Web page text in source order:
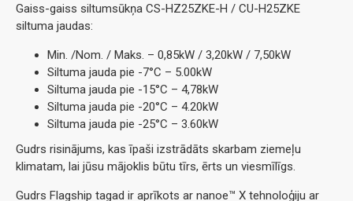
Gaiss-gaiss siltumsūkņa CS-HZ25ZKE-H / CU-H25ZKE
siltuma jaudas:
Min. /Nom. / Maks. – 0,85kW / 3,20kW / 7,50kW
Siltuma jauda pie -7°С – 5.00kW
Siltuma jauda pie -15°С – 4,78kW
Siltuma jauda pie -20°С – 4.20kW
Siltuma jauda pie -25°С – 3.60kW
Gudrs risinājums, kas īpaši izstrādāts skarbam ziemeļu
klimatam, lai jūsu mājoklis būtu tīrs, ērts un viesmīlīgs.
Gudrs Flagship tagad ir aprīkots ar nanoe™ X tehnoloģiju ar